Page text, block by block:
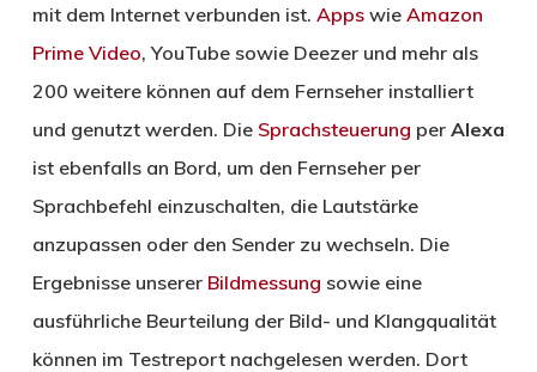
mit dem Internet verbunden ist. Appswie Amazon
Prime Video, YouTube sowie Deezer und mehr als
200 weitere können auf dem Fernseher installiert
und genutzt werden. Die Sprachsteuerung per Alexa
ist ebenfalls an Bord, um den Fernseher per
Sprachbefehl einzuschalten, die Lautstärke
anzupassen oder den Sender zu wechseln. Die
Ergebnisse unserer Bildmessung sowie eine
ausführliche Beurteilung der Bild- und Klangqualität
können im Testreport nachgelesen werden. Dort